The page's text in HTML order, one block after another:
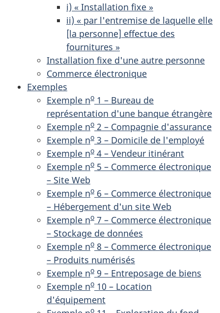
i) « Installation fixe »
ii) « par l'entremise de laquelle elle
[la personne] effectue des
fournitures »
Installation fixe d'une autre personne
Commerce électronique
Exemples
Exemple no 1 – Bureau de
représentation d'une banque étrangère
Exemple no 2 – Compagnie d'assurance
Exemple no 3 – Domicile de l'employé
Exemple no 4 – Vendeur itinérant
Exemple no 5 – Commerce électronique
– Site Web
Exemple no 6 – Commerce électronique
– Hébergement d'un site Web
Exemple no 7 – Commerce électronique
– Stockage de données
Exemple no 8 – Commerce électronique
– Produits numérisés
Exemple no 9 – Entreposage de biens
Exemple no 10 – Location
d'équipement
o